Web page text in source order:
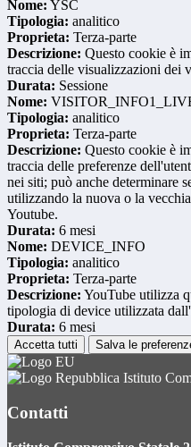
Nome: YSC
Tipologia: analitico
Proprieta: Terza-parte
Descrizione: Questo cookie è
traccia delle visualizzazioni dei
Durata: Sessione
Nome:
Tipologia: analitico
Proprieta: Terza-parte
Descrizione: Questo cookie è
traccia delle preferenze
nei siti; può anche determinare
utilizzando la nuova o la
Youtube.
Durata: 6 mesi
Nome: DEVICE_INFO
Tipologia: analitico
Proprieta: Terza-parte
Descrizione: YouTube utilizza
tipologia di device utilizzata
Durata: 6 mesi
Accetta tutti Salva le
Istituto
Contatti